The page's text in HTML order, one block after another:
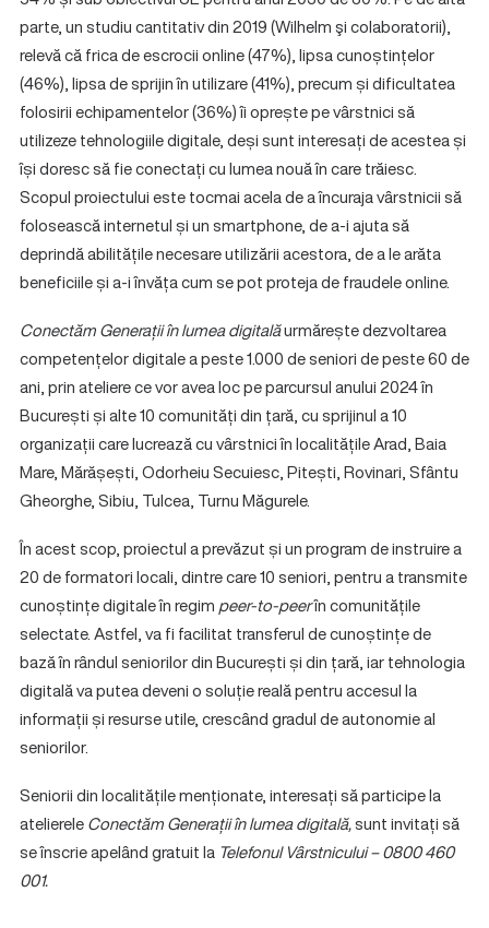
parte, un studiu cantitativ din 2019 (Wilhelm şi colaboratorii),
relevă că frica de escrocii online (47%), lipsa cunoștințelor
(46%), lipsa de sprijin în utilizare (41%), precum și dificultatea
folosirii echipamentelor (36%) îi oprește pe vârstnici să
utilizeze tehnologiile digitale, deși sunt interesați de acestea și
își doresc să fie conectați cu lumea nouă în care trăiesc.
Scopul proiectului este tocmai acela de a încuraja vârstnicii să
folosească internetul și un smartphone, de a-i ajuta să
deprindă abilitățile necesare utilizării acestora, de a le arăta
beneficiile și a-i învăța cum se pot proteja de fraudele online.
Conectăm Generații în lumea digitalăurmărește dezvoltarea
competențelor digitale a peste 1.000 de seniori de peste 60 de
ani, prin ateliere ce vor avea loc pe parcursul anului 2024 în
București și alte 10 comunități din țară, cu sprijinul a 10
organizații care lucrează cu vârstnici în localitățile Arad, Baia
Mare, Mărășești, Odorheiu Secuiesc, Pitești, Rovinari, Sfântu
Gheorghe, Sibiu, Tulcea, Turnu Măgurele.
În acest scop, proiectul a prevăzut și un program de instruire a
20 de formatori locali, dintre care 10 seniori, pentru a transmite
cunoștințe digitale în regim peer-to-peerîn comunitățile
selectate. Astfel, va fi facilitat transferul de cunoștințe de
bază în rândul seniorilor din București și din țară, iar tehnologia
digitală va putea deveni o soluție reală pentru accesul la
informații și resurse utile, crescând gradul de autonomie al
seniorilor.
Seniorii din localitățile menționate, interesați să participe la
ateliereleConectăm Generații în lumea digitală,sunt invitați să
se înscrie apelând gratuit la Telefonul Vârstnicului – 0800 460
001.